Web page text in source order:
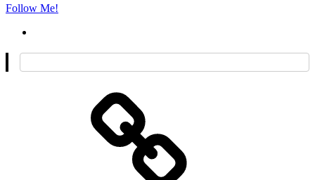
Follow Me!